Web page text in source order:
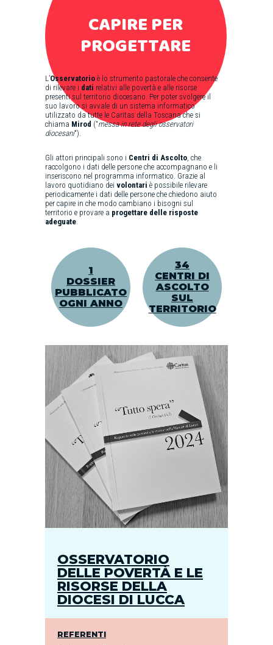
CAPIRE PER
PROGETTARE
L’Osservatorio è lo strumento pastorale che consente
di rilevare i dati relativi alle povertà e alle risorse
presenti sul territorio diocesano. Per poter svolgere il
suo lavoro si avvale di un sistema informatico
utilizzato da tutte le Caritas della Toscana che si
chiama Mirod (“messa in rete degli osservatori
diocesani“).
Gli attori principali sono i Centri di Ascolto , che
raccolgono i dati delle persone che accompagnano e li
inseriscono nel programma informatico. Grazie al
lavoro quotidiano dei volontari è possibile rilevare
periodicamente i dati delle persone che chiedono aiuto
per capire in che modo cambiano i bisogni sul
territorio e provare a progettare delle risposte
adeguate
1
DOSSIER
PUBBLICATO
OGNI ANNO
34
CENTRI DI
ASCOLTO
SUL
TERRITORIO
OSSERVATORIO
DELLE POVERTÀ E LE
RISORSE DELLA
DIOCESI DI LUCCA
REFERENTI